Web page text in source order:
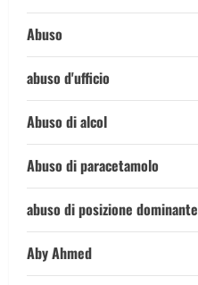
Abuso
abuso d'ufficio
Abuso di alcol
Abuso di paracetamolo
abuso di posizione dominante
Aby Ahmed